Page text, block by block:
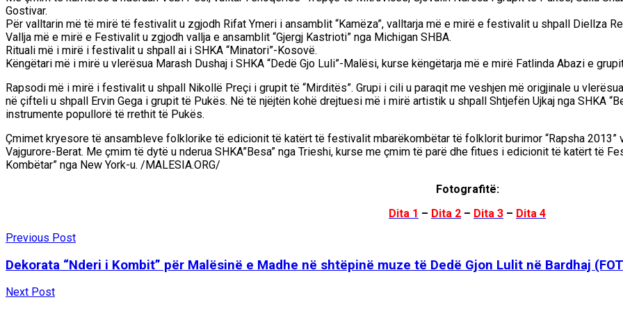
Gostivar.
Për valltarin më të mirë të festivalit u zgjodh Rifat Ymeri i ansamblit “Kamëza”, valltarja më e mirë e festivalit u shpall Diellza
Vallja më e mirë e Festivalit u zgjodh vallja e ansamblit “Gjergj Kastrioti” nga Michigan SHBA.
Rituali më i mirë i festivalit u shpall ai i SHKA “Minatori”-Kosovë.
Këngëtari më i mirë u vlerësua Marash Dushaj i SHKA “Dedë Gjo Luli”-Malësi, kurse këngëtarja më e mirë Fatlinda Abazi e
Rapsodi më i mirë i festivalit u shpall Nikollë Preçi i grupit të “Mirditës”. Grupi i cili u paraqit me veshjen më origjinale u
në çifteli u shpall Ervin Gega i grupit të Pukës. Në të njëjtën kohë drejtuesi më i mirë artistik u shpall Shtjefën Ujkaj nga SHKA
instrumente popullorë të rrethit të Pukës.
Çmimet kryesore të ansambleve folklorike të edicionit të katërt të festivalit mbarëkombëtar të folklorit burimor “Rapsha 2013”
Vajgurore-Berat. Me çmim të dytë u nderua SHKA”Besa” nga Trieshi, kurse me çmim të parë dhe fitues i edicionit të katërt të
Kombëtar” nga New York-u. /MALESIA.ORG/
Fotografitë:
Dita 1 – Dita 2 – Dita 3 – Dita 4
Previous Post
Dekorata “Nderi i Kombit” për Malësinë e Madhe në shtëpinë muze të Dedë Gjon Lulit në Bardhaj
Next Post